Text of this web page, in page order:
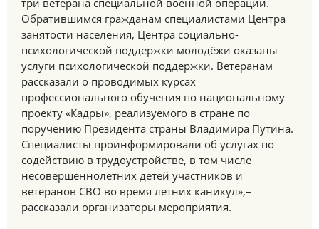
три ветерана специальной военной операции.
Обратившимся гражданам специалистами Центра
занятости населения, Центра социально-
психологической поддержки молодёжи оказаны
услуги психологической поддержки. Ветеранам
рассказали о проводимых курсах
профессионального обучения по национальному
проекту «Кадры», реализуемого в стране по
поручению Президента страны Владимира Путина.
Специалисты проинформировали об услугах по
содействию в трудоустройстве, в том числе
несовершеннолетних детей участников и
ветеранов СВО во время летних каникул»,–
рассказали организаторы мероприятия.